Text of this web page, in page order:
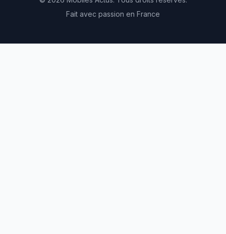
Fait avec passion en France